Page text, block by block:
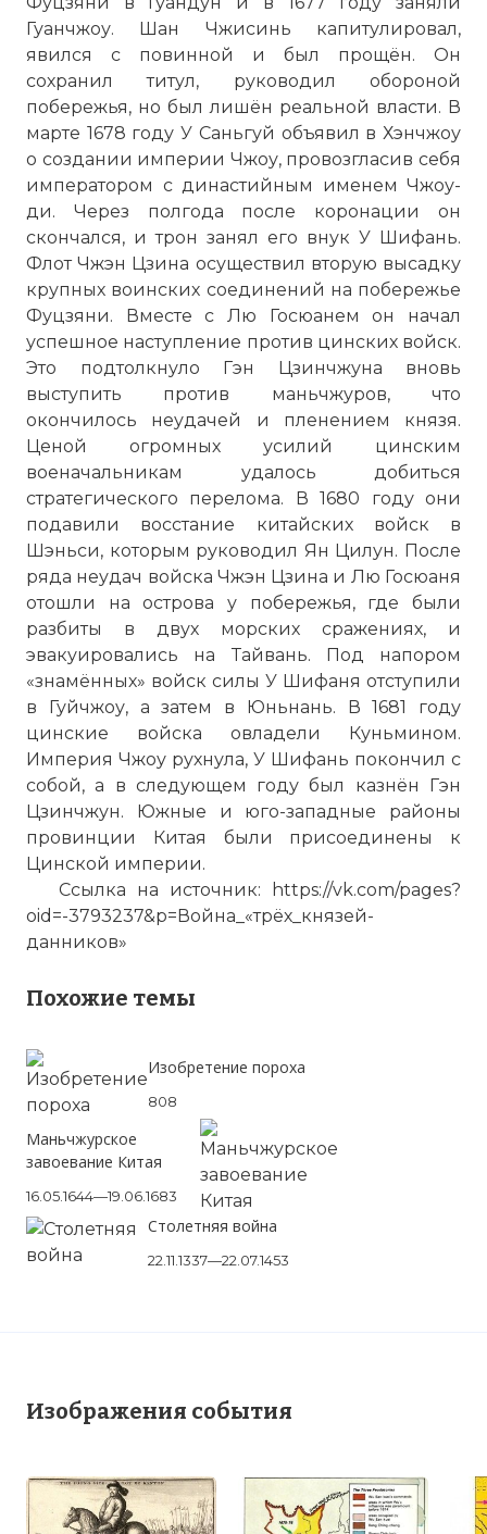
Гуанчжоу. Шан Чжисинь капитулировал,
явился с повинной и был прощён. Он
сохранил титул, руководил обороной
побережья, но был лишён реальной власти. В
марте 1678 году У Саньгуй объявил в Хэнчжоу
о создании империи Чжоу, провозгласив себя
императором с династийным именем Чжоу-
ди. Через полгода после коронации он
скончался, и трон занял его внук У Шифань.
Флот Чжэн Цзина осуществил вторую высадку
крупных воинских соединений на побережье
Фуцзяни. Вместе с Лю Госюанем он начал
успешное наступление против цинских войск.
Это подтолкнуло Гэн Цзинчжуна вновь
выступить против маньчжуров, что
окончилось неудачей и пленением князя.
Ценой огромных усилий цинским
военачальникам удалось добиться
стратегического перелома. В 1680 году они
подавили восстание китайских войск в
Шэньси, которым руководил Ян Цилун. После
ряда неудач войска Чжэн Цзина и Лю Госюаня
отошли на острова у побережья, где были
разбиты в двух морских сражениях, и
эвакуировались на Тайвань. Под напором
«знамённых» войск силы У Шифаня отступили
в Гуйчжоу, а затем в Юньнань. В 1681 году
цинские войска овладели Куньмином.
Империя Чжоу рухнула, У Шифань покончил с
собой, а в следующем году был казнён Гэн
Цзинчжун. Южные и юго-западные районы
провинции Китая были присоединены к
Цинской империи.
Ссылка на источник: https://vk.com/pages?
oid=-3793237&p=Война_«трёх_князей-
данников»
Похожие темы
Изобретение пороха
808
Маньчжурское
завоевание Китая
16.05.1644—19.06.1683
Столетняя война
22.11.1337—22.07.1453
Изображения события
☓
Карта, изображающая постепенность
захвата территорий армией династии
Кинг.
Фото статьи: